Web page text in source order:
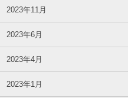
2023年11月
2023年6月
2023年4月
2023年1月